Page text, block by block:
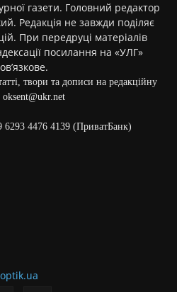
газети. Головний редактор
Редакція не завжди поділяє
При передруці матеріалів
посилання на «УЛГ»
твори та дописи на редакційну
oksent@ukr.net
4476 4139 (ПриватБанк)